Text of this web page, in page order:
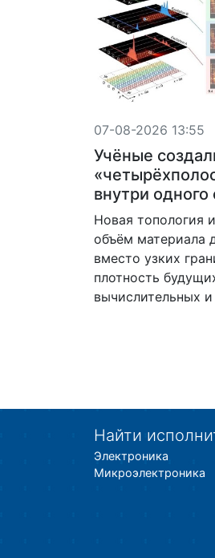
07-08-2026 13:55
Учёные
внутри одного
Новая топология
объём материала
вместо узких
плотность
вычислительных
Найти
Электроника
Микроэлектроника